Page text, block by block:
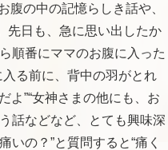
腹の中の記憶らしき話や、
先日も、急に思い出したか
順番にママのお腹に入った
る前に、背中の羽がとれ
よ”“女神さまの他にも、お
話などなど、とても興味深
いの？”と質問すると“痛く